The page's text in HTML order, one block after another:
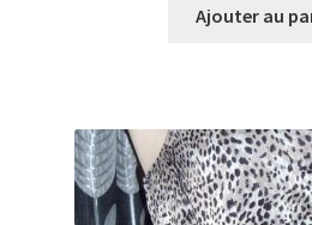
Ajouter au